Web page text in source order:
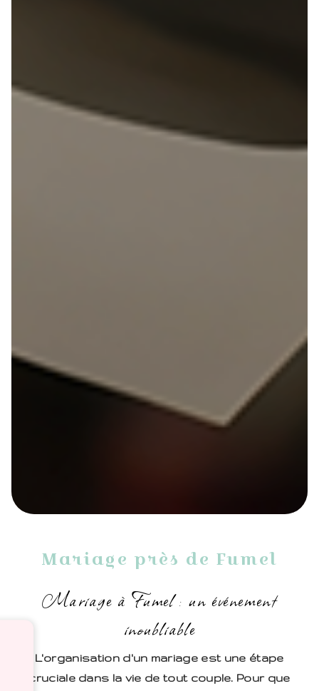
Mariage près de Fumel
Mariage à Fumel : un événement
inoubliable
L'organisation d'un mariage est une étape
cruciale dans la vie de tout couple. Pour que